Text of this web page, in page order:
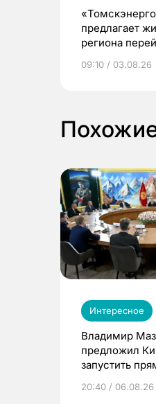
предлагает
региона
выиграть призы
09:10 / 03.08.26
Интересное
Владимир
предложил
запустить
20:40 / 06.08.26